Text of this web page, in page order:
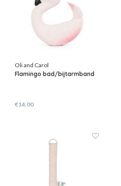
Oli and Carol
Flamingo bad/bijtarmband
€14,00